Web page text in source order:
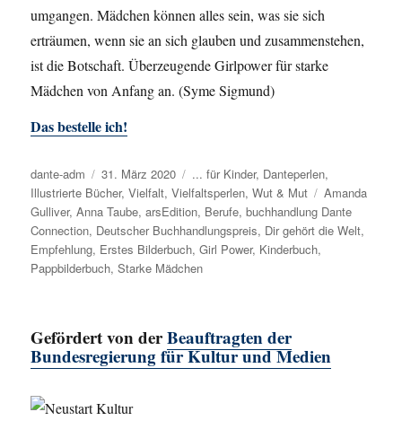
umgangen. Mädchen können alles sein, was sie sich
erträumen, wenn sie an sich glauben und zusammenstehen,
ist die Botschaft. Überzeugende Girlpower für starke
Mädchen von Anfang an. (Syme Sigmund)
Das bestelle ich!
Autor
dante-adm
Veröffentlicht
am
31. März 2020 Kategorien
... für Kinder, Danteperlen,
Illustrierte Bücher,Vielfalt,Vielfaltsperlen,Wut & Mut Schlagwörter
Amanda
Gulliver,Anna Taube,arsEdition, Berufe,buchhandlung Dante
Connection, Deutscher Buchhandlungspreis, Dir gehört die Welt,
Empfehlung, Erstes Bilderbuch,Girl Power, Kinderbuch,
Pappbilderbuch,Starke Mädchen
Gefördert von derBeauftragten der
Bundesregierung für Kultur und Medien